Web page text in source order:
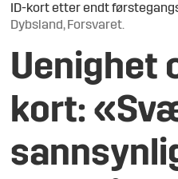
ID-kort etter endt
Dybsland, Forsvaret.
Uenighet
kort: